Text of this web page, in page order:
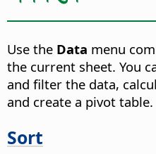
Use the Data menu
the current sheet. You
and filter the data,
and create a pivot table.
Sort